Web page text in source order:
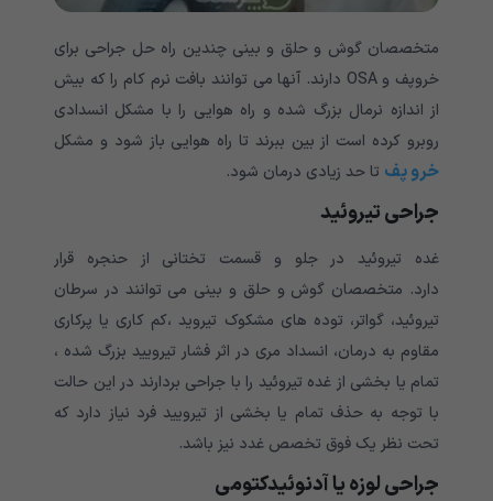
متخصصان گوش و حلق و بینی چندین راه حل جراحی برای
خروپف و OSA دارند. آنها می توانند بافت نرم کام را که بیش
از اندازه نرمال بزرگ شده و راه هوایی را با مشکل انسدادی
روبرو کرده است از بین ببرند تا راه هوایی باز شود و مشکل
خرو پف تا حد زیادی درمان شود.
جراحی تیروئید
غده تیروئید در جلو و قسمت تختانی از حنجره قرار
دارد. متخصصان گوش و حلق و بینی می توانند در سرطان
تیروئید، گواتر، توده های مشکوک تیروید ،کم کاری یا پرکاری
مقاوم به درمان، انسداد مری در اثر فشار تیرویید بزرگ شده ،
تمام یا بخشی از غده تیروئید را با جراحی بردارند در این حالت
با توجه به حذف تمام یا بخشی از تیرویید فرد نیاز دارد که
تحت نظر یک فوق تخصص غدد نیز باشد.
جراحی لوزه یا آدنوئیدکتومی